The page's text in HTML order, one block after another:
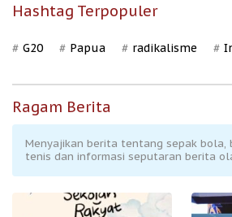
Hashtag Terpopuler
G20 Papua radikalisme
Ragam Berita
Menyajikan berita tentang sepak bola,
tenis dan informasi seputaran berita